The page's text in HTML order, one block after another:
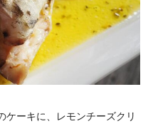
ケーキに、レモンチーズクリ